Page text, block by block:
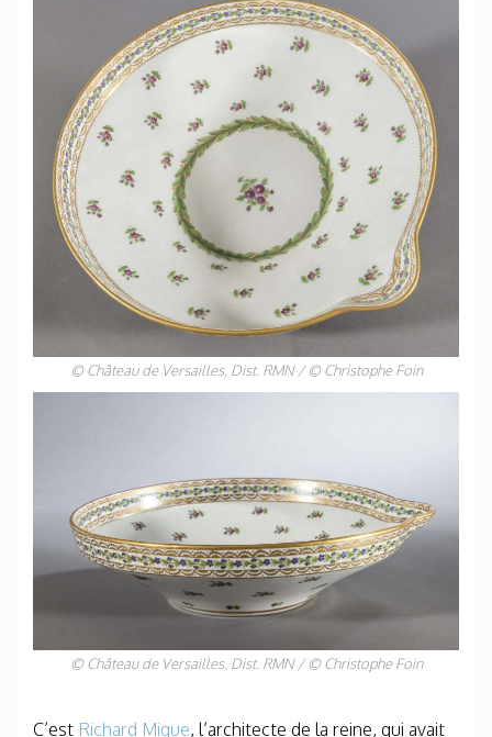
© Château de Versailles, Dist. RMN / © Christophe Foin
© Château de Versailles, Dist. RMN / © Christophe Foin
C’est Richard Mique, l’architecte de la reine, qui avait